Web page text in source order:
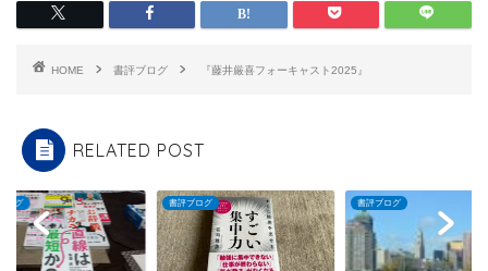
HOME 書評ブログ 『藤井厳喜フォーキャスト2025』
RELATED POST
書評ブログ 書評ブログ 書評ブログ